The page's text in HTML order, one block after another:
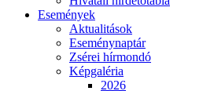
Események
Aktualitások
Eseménynaptár
Zsérei hírmondó
Képgaléria
2026